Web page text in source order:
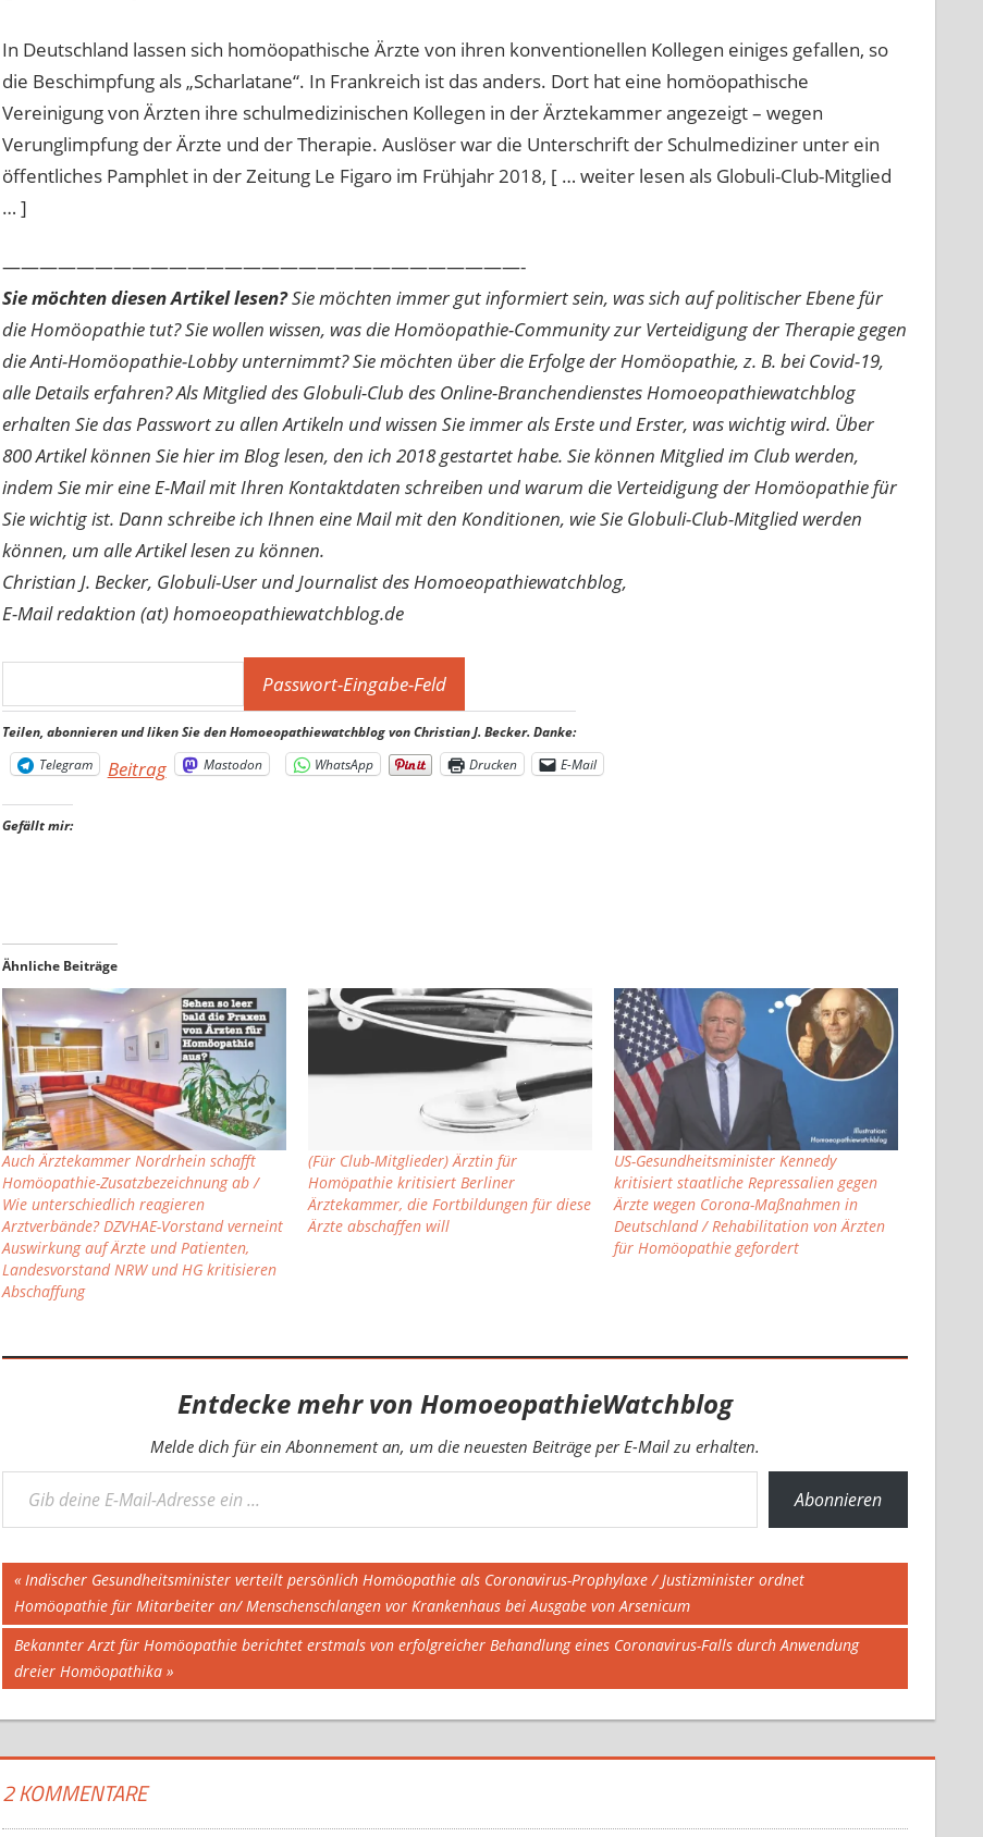
In Deutschland lassen sich homöopathische Ärzte von ihren konventionellen Kollegen einiges gefallen, so
die Beschimpfung als „Scharlatane“. In Frankreich ist das anders. Dort hat eine homöopathische
Vereinigung von Ärzten ihre schulmedizinischen Kollegen in der Ärztekammer angezeigt – wegen
Verunglimpfung der Ärzte und der Therapie. Auslöser war die Unterschrift der Schulmediziner unter ein
öffentliches Pamphlet in der Zeitung Le Figaro im Frühjahr 2018, [ … weiter lesen als Globuli-Club-Mitglied
… ]
————————————————————————————-
Sie möchten diesen Artikel lesen?Sie möchten immer gut informiert sein, was sich auf politischer Ebene für
die Homöopathie tut? Sie wollen wissen, was die Homöopathie-Community zur Verteidigung der Therapie gegen
die Anti-Homöopathie-Lobby unternimmt? Sie möchten über die Erfolge der Homöopathie, z. B. bei Covid-19,
alle Details erfahren? Als Mitglied des Globuli-Club des Online-Branchendienstes Homoeopathiewatchblog
erhalten Sie das Passwort zu allen Artikeln und wissen Sie immer als Erste und Erster, was wichtig wird. Über
800 Artikel können Sie hier im Blog lesen, den ich 2018 gestartet habe. Sie können Mitglied im Club werden,
indem Sie mir eine E-Mail mit Ihren Kontaktdaten schreiben und warum die Verteidigung der Homöopathie für
Sie wichtig ist. Dann schreibe ich Ihnen eine Mail mit den Konditionen, wie Sie Globuli-Club-Mitglied werden
können, um alle Artikel lesen zu können.
Christian J. Becker, Globuli-User und Journalist des Homoeopathiewatchblog,
E-Mail redaktion (at) homoeopathiewatchblog.de
Teilen, abonnieren und liken Sie den Homoeopathiewatchblog von Christian J. Becker. Danke:
Telegram
Beitrag Mastodon WhatsApp Drucken E-Mail
Gefällt mir:
Ähnliche Beiträge
Auch Ärztekammer Nordrhein schafft
Homöopathie-Zusatzbezeichnung ab /
Wie unterschiedlich reagieren
Arztverbände? DZVHAE-Vorstand verneint
Auswirkung auf Ärzte und Patienten,
Landesvorstand NRW und HG kritisieren
Abschaffung
(Für Club-Mitglieder) Ärztin für
Homöpathie kritisiert Berliner
Ärztekammer, die Fortbildungen für diese
Ärzte abschaffen will
US-Gesundheitsminister Kennedy
kritisiert staatliche Repressalien gegen
Ärzte wegen Corona-Maßnahmen in
Deutschland / Rehabilitation von Ärzten
für Homöopathie gefordert
Entdecke mehr von HomoeopathieWatchblog
Melde dich für ein Abonnement an, um die neuesten Beiträge per E-Mail zu erhalten.
Gib deine E-Mail-Adresse ein ...
Abonnieren
Beitragsnavigation
Vorheriger
Beitrag:
Indischer Gesundheitsminister verteilt persönlich Homöopathie als Coronavirus-Prophylaxe / Justizminister ordnet
Homöopathie für Mitarbeiter an/ Menschenschlangen vor Krankenhaus bei Ausgabe von Arsenicum
Nächster
Beitrag:
Bekannter Arzt für Homöopathie berichtet erstmals von erfolgreicher Behandlung eines Coronavirus-Falls durch Anwendung
dreier Homöopathika
2 KOMMENTARE